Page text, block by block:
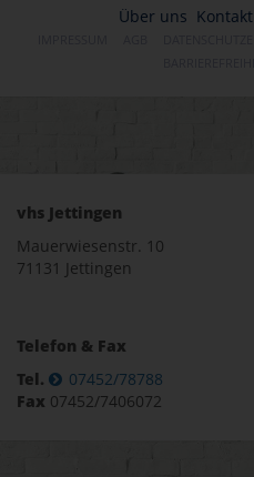
Über uns Kontakt
vhs Jettingen
Mauerwiesenstr. 10
71131 Jettingen
Telefon & Fax
Tel.
07452/78788
Fax 07452/7406072